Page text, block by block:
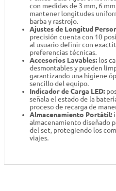
con medidas de 3 mm, 6
mantener longitudes
barba y rastrojo.
Ajustes de Longitud
precisión cuenta con 10
al usuario definir con
preferencias técnicas.
Accesorios Lavables: los
desmontables y pueden
garantizando una higiene
sencillo del equipo.
Indicador de Carga LED:
señala el estado de la
proceso de recarga de
Almacenamiento Portátil:
almacenamiento diseñado
del set, protegiendo los
viajes.